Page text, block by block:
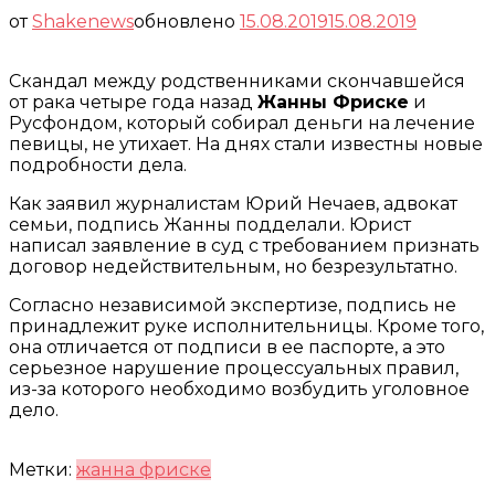
отShakenewsобновлено 15.08.201915.08.2019
Скандал между родственниками скончавшейся
от рака четыре года назад Жанны Фриске и
Русфондом, который собирал деньги на лечение
певицы, не утихает. На днях стали известны новые
подробности дела.
Как заявил журналистам Юрий Нечаев, адвокат
семьи, подпись Жанны подделали. Юрист
написал заявление в суд с требованием признать
договор недействительным, но безрезультатно.
Согласно независимой экспертизе, подпись не
принадлежит руке исполнительницы. Кроме того,
она отличается от подписи в ее паспорте, а это
серьезное нарушение процессуальных правил,
из-за которого необходимо возбудить уголовное
дело.
Метки: жанна фриске